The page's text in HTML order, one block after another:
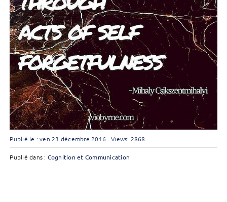
Publié le : ven 23 décembre 2016 Views: 2868
Publié dans : Cognition et Communication